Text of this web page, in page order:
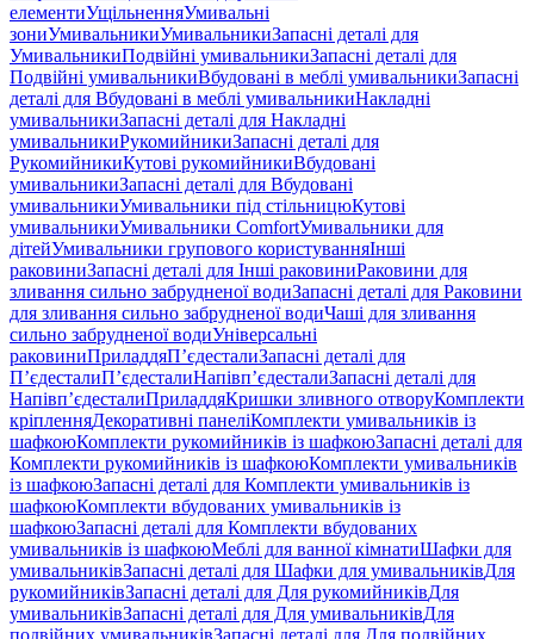
елементиУщільненняУмивальні
зониУмивальникиУмивальникиЗапасні деталі для
УмивальникиПодвійні умивальникиЗапасні деталі для
Подвійні умивальникиВбудовані в меблі умивальникиЗапасні
деталі для Вбудовані в меблі умивальникиНакладні
умивальникиЗапасні деталі для Накладні
умивальникиРукомийникиЗапасні деталі для
РукомийникиКутові рукомийникиВбудовані
умивальникиЗапасні деталі для Вбудовані
умивальникиУмивальники під стільницюКутові
умивальникиУмивальники ComfortУмивальники для
дітейУмивальники групового користуванняІнші
раковиниЗапасні деталі для Інші раковиниРаковини для
зливання сильно забрудненої водиЗапасні деталі для Раковини
для зливання сильно забрудненої водиЧаші для зливання
сильно забрудненої водиУніверсальні
раковиниПриладдяП’єдесталиЗапасні деталі для
П’єдесталиП’єдесталиНапівп’єдесталиЗапасні деталі для
Напівп’єдесталиПриладдяКришки зливного отворуКомплекти
кріпленняДекоративні панеліКомплекти умивальників із
шафкоюКомплекти рукомийників із шафкоюЗапасні деталі для
Комплекти рукомийників із шафкоюКомплекти умивальників
із шафкоюЗапасні деталі для Комплекти умивальників із
шафкоюКомплекти вбудованих умивальників із
шафкоюЗапасні деталі для Комплекти вбудованих
умивальників із шафкоюМеблі для ванної кімнатиШафки для
умивальниківЗапасні деталі для Шафки для умивальниківДля
рукомийниківЗапасні деталі для Для рукомийниківДля
умивальниківЗапасні деталі для Для умивальниківДля
подвійних умивальниківЗапасні деталі для Для подвійних